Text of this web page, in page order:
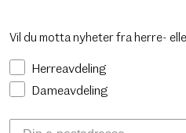
Vil du motta nyheter fra herre-
Herreavdeling
Dameavdeling